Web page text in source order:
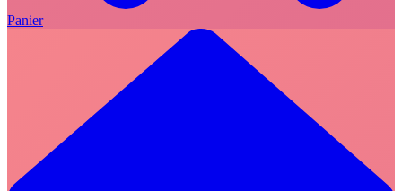
Panier